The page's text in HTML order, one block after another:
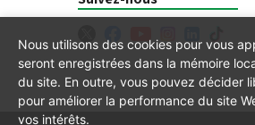
Nous utilisons des cookies pour vous
seront enregistrées dans la mémoire
du site. En outre, vous pouvez décider
pour améliorer la performance du site
vos intérêts.